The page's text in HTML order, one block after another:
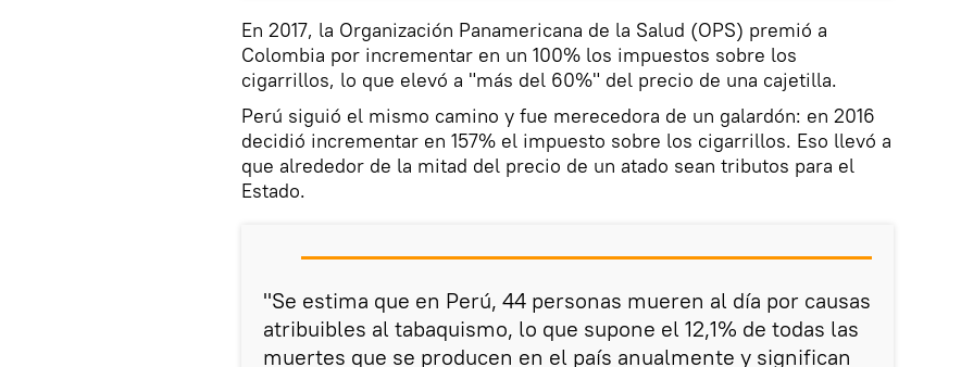
En 2017, la Organización Panamericana de la Salud (OPS) premió a
Colombia por incrementar en un 100% los impuestos sobre los
cigarrillos, lo que elevó a "más del 60%" del precio de una cajetilla.
Perú siguió el mismo camino y fue merecedora de un galardón: en 2016
decidió incrementar en 157% el impuesto sobre los cigarrillos. Eso llevó a
que alrededor de la mitad del precio de un atado sean tributos para el
Estado.
"Se estima que en Perú, 44 personas mueren al día por causas
atribuibles al tabaquismo, lo que supone el 12,1% de todas las
muertes que se producen en el país anualmente y significan